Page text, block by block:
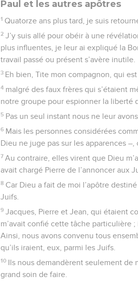
Paul et les autres apôtres
1 Quatorze ans plus tard, je suis
2 J’y suis allé pour obéir à une
plus influentes, je leur ai expliqué la
travail passé ou présent s’avère inutile.
3 Eh bien, Tite mon compagnon, qui
4 malgré des faux frères qui s’étaient
notre groupe pour espionner la liberté
5 Pas un seul instant nous ne leur
6 Mais les personnes considérées
Dieu ne juge pas sur les apparences
7 Au contraire, elles virent que Dieu
avait chargé Pierre de l’annoncer aux
8 Car Dieu a fait de moi l’apôtre
Juifs.
9 Jacques, Pierre et Jean, qui étaient
m’avait confié cette tâche particulière
Ainsi, nous avons convenu tous
qu’ils iraient, eux, parmi les Juifs.
10 Ils nous demandèrent seulement de
grand soin de faire.